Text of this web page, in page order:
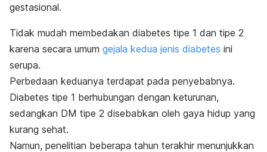
gestasional.
Tidak mudah membedakan diabetes tipe 1 dan tipe 2
karena secara umum gejala kedua jenis diabetes ini
serupa.
Perbedaan keduanya terdapat pada penyebabnya.
Diabetes tipe 1 berhubungan dengan keturunan,
sedangkan DM tipe 2 disebabkan oleh gaya hidup yang
kurang sehat.
Namun, penelitian beberapa tahun terakhir menunjukkan